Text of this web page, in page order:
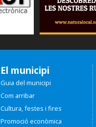
El municipi
Guia del municipi
Com arribar
Cultura, festes i fires
Promoció econòmica